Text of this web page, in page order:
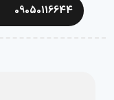
09050116644